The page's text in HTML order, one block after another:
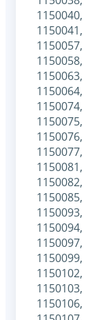
1150040,
1150041,
1150057,
1150058,
1150063,
1150064,
1150074,
1150075,
1150076,
1150077,
1150081,
1150082,
1150085,
1150093,
1150094,
1150097,
1150099,
1150102,
1150103,
1150106,